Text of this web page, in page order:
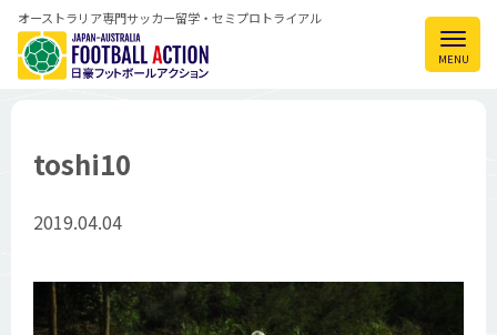
オーストラリア専門サッカー留学・セミプロトライアル
toshi10
2019.04.04